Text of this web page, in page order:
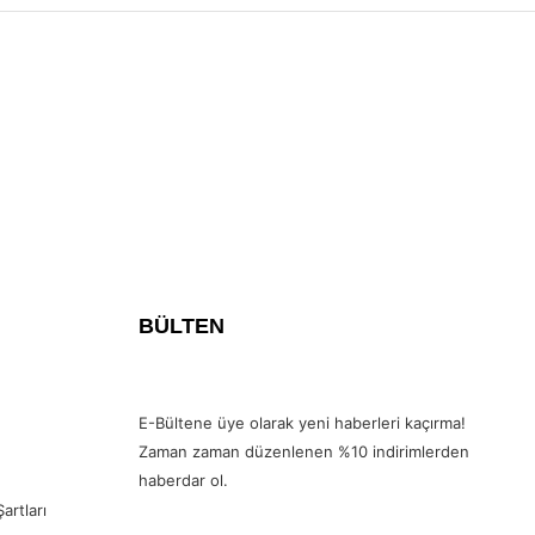
BÜLTEN
E-Bültene üye olarak yeni haberleri kaçırma!
Zaman zaman düzenlenen %10 indirimlerden
haberdar ol.